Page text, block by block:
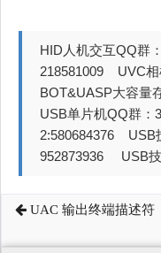
HID人机交互QQ群
218581009 UVC相
BOT&UASP大容量
USB单片机QQ群
2:580684376 USB
952873936 USB技
UAC 输出终端描述符